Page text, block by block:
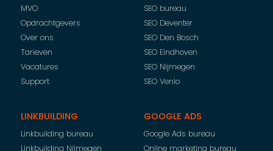
MVO
Opdrachtgevers
Over ons
Tarieven
Vacatures
Support
SEO bureau
SEO Deventer
SEO Den Bosch
SEO Eindhoven
SEO Nijmegen
SEO Venlo
LINKBUILDING
Linkbuilding bureau
Linkbuilding Nijmegen
GOOGLE ADS
Google Ads bureau
Online marketing bureau